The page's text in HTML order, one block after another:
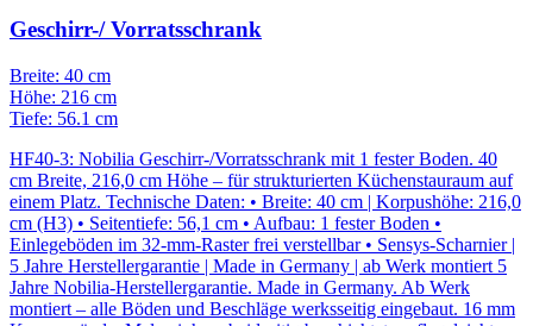
Geschirr-/ Vorratsschrank
Breite: 40 cm
Höhe: 216 cm
Tiefe: 56.1 cm
HF40-3: Nobilia Geschirr-/Vorratsschrank mit 1 fester Boden. 40
cm Breite, 216,0 cm Höhe – für strukturierten Küchenstauraum auf
einem Platz. Technische Daten: • Breite: 40 cm | Korpushöhe: 216,0
cm (H3) • Seitentiefe: 56,1 cm • Aufbau: 1 fester Boden •
Einlegeböden im 32-mm-Raster frei verstellbar • Sensys-Scharnier |
5 Jahre Herstellergarantie | Made in Germany | ab Werk montiert 5
Jahre Nobilia-Herstellergarantie. Made in Germany. Ab Werk
montiert – alle Böden und Beschläge werksseitig eingebaut. 16 mm